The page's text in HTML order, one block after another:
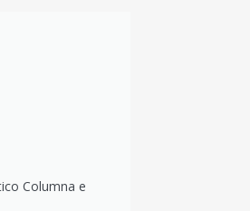
Columna e